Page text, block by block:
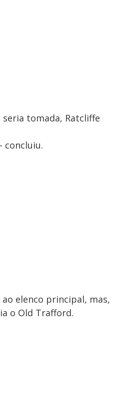
tomada, Ratcliffe
concluiu.
elenco principal, mas,
o Old Trafford.